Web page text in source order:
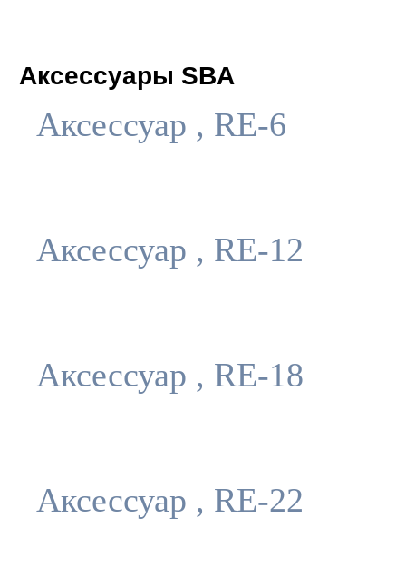
Аксессуары SBA
Аксессуар , RE-6
Аксессуар , RE-12
Аксессуар , RE-18
Аксессуар , RE-22